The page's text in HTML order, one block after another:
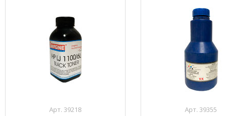
Арт. 39218
Арт. 39355